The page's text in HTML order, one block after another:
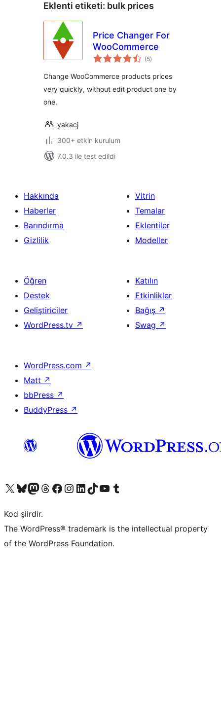
Eklenti etiketi: bulk prices
Price Changer For
WooCommerce
(5toplam
puan
)
Change WooCommerce products prices
very quickly, without edit product one by
one.
yakacj
300+ etkin kurulum
7.0.3 ile test edildi
Hakkında
Haberler
Barındırma
Gizlilik
Vitrin
Temalar
Eklentiler
Modeller
Öğren
Destek
Geliştiriciler
WordPress.tv ↗
Katılın
Etkinlikler
Bağış ↗
Swag ↗
WordPress.com ↗
Matt ↗
bbPress ↗
BuddyPress ↗
X (eski Twitter) hesabımıza bakın
Bluesky hesabımızı ziyaret edinMastodon hesabımızı ziyaret edinThreads hesabımızı ziyaret edinFacebook sayfamızı ziyaret edinInstagram hesabımızı ziyaret edinLinkedIn hesabımızı ziyaret edinTikTok hesabımızı ziyaret edinYouTube kanalımızı ziyaret edinTumblr hesabımızı ziyaret edin
Kod şiirdir.
The WordPress® trademark is the intellectual property
of the WordPress Foundation.